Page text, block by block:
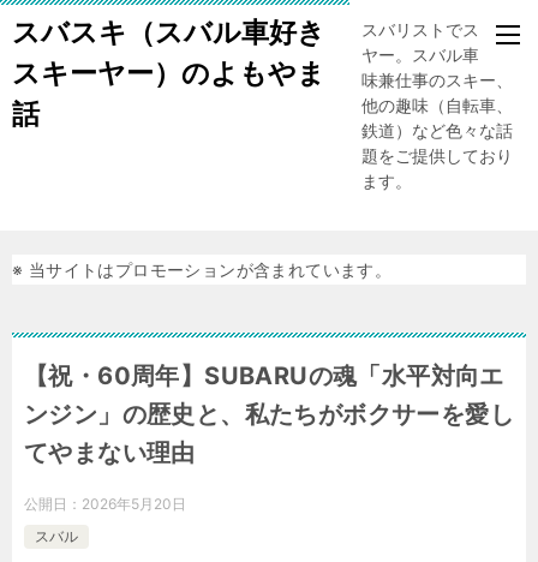
スバスキ（スバル車好き
スキーヤー）のよもやま
話
スバリストでスキー
ヤー。スバル車、趣
味兼仕事のスキー、
他の趣味（自転車、
鉄道）など色々な話
題をご提供しており
ます。
※ 当サイトはプロモーションが含まれています。
【祝・60周年】SUBARUの魂「水平対向エ
ンジン」の歴史と、私たちがボクサーを愛し
てやまない理由
公開日： 2026年5月20日
スバル